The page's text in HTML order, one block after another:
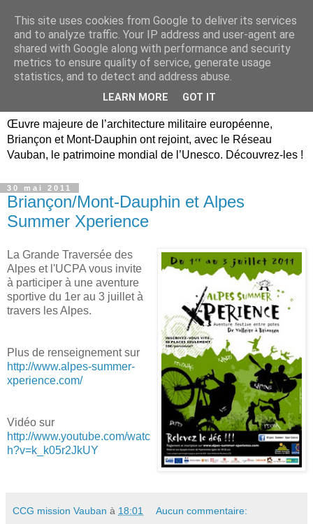
Briançon, Mont-Dauphin,
Vauban Unesco Hautes-
Œuvre majeure de l’architecture militaire européenne,
Briançon et Mont-Dauphin ont rejoint, avec le Réseau
Vauban, le patrimoine mondial de l’Unesco. Découvrez-les !
30 mai 2011
Briançon/Mont-Dauphin et Alpes
Summer Xperience
La Grande Traversée des
Alpes et l'UCPA vous invite
à participer à une aventure
sportive du 1er au 3 juillet à
travers les Alpes.
Plus de renseignement sur
http://www.alpes-summer-
xperience.com/
Vidéo sur
http://www.youtube.com/watc
h?v=k_k05r2JkUY
CCG mission Vauban à 18:01 Aucun commentaire:
This site uses cookies from Google to deliver its services
and to analyze traffic. Your IP address and user-agent are
shared with Google along with performance and security
metrics to ensure quality of service, generate usage
statistics, and to detect and address abuse.
LEARN MORE GOT IT